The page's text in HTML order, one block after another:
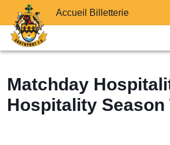
Accueil Billetterie
Matchday
Hospitality Season